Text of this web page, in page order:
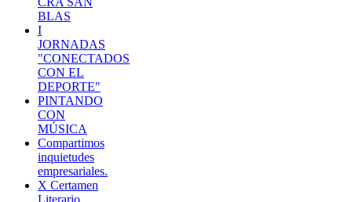
BLAS
I
JORNADAS
"CONECTADOS
CON EL
DEPORTE"
PINTANDO
CON
MÚSICA
Compartimos
inquietudes
empresariales.
X Certamen
Literario